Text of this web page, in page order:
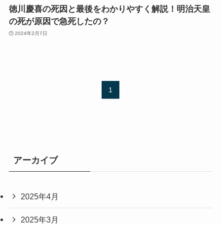
徳川慶喜の死因と最後をわかりやすく解説！明治天皇
の死が原因で急死したの？
2024年2月7日
1
アーカイブ
2025年4月
2025年3月